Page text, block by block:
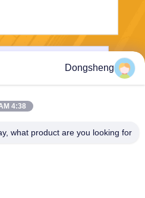
Dongsheng
4:38 AM
what product are you looking for?